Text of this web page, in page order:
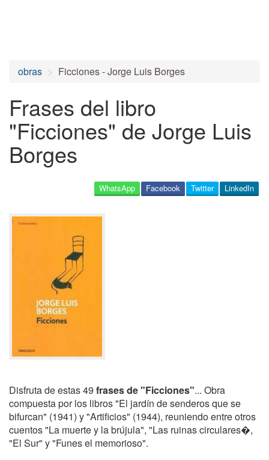
obras Ficciones - Jorge Luis Borges
Frases del libro
"Ficciones" de Jorge Luis
Borges
LinkedIn
Twitter
Facebook
WhatsApp
Disfruta de estas 49 frases de "Ficciones"... Obra
compuesta por los libros "El jardín de senderos que se
bifurcan" (1941) y "Artificios" (1944), reuniendo entre otros
cuentos "La muerte y la brújula", "Las ruinas circulares�,
"El Sur" y "Funes el memorioso".